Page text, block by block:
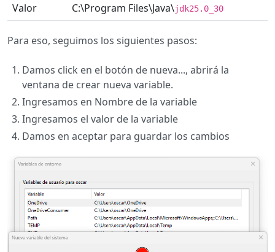
Valor
C:\Program Files\Java\jdk25.0_30
Para eso, seguimos los siguientes pasos:
Damos click en el botón de nueva..., abrirá la
ventana de crear nueva variable.
Ingresamos en Nombre de la variable
Ingresamos el valor de la variable
Damos en aceptar para guardar los cambios